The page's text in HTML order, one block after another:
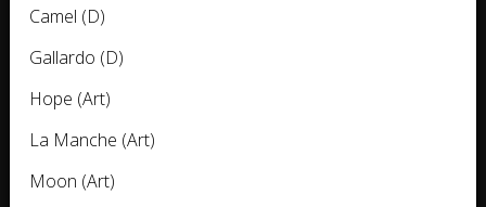
Camel (D)
Gallardo (D)
Hope (Art)
La Manche (Art)
Moon (Art)